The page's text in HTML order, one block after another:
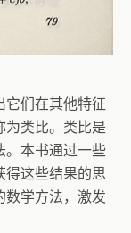
它们在其他特征
为类比。类比是
。本书通过一些
得这些结果的思
数学方法，激发